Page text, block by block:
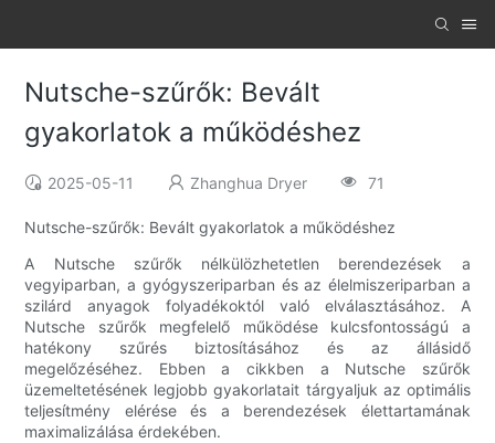
Nutsche-szűrők: Bevált
gyakorlatok a működéshez
2025-05-11 Zhanghua Dryer 71
Nutsche-szűrők: Bevált gyakorlatok a működéshez
A Nutsche szűrők nélkülözhetetlen berendezések a
vegyiparban, a gyógyszeriparban és az élelmiszeriparban a
szilárd anyagok folyadékoktól való elválasztásához. A
Nutsche szűrők megfelelő működése kulcsfontosságú a
hatékony szűrés biztosításához és az állásidő
megelőzéséhez. Ebben a cikkben a Nutsche szűrők
üzemeltetésének legjobb gyakorlatait tárgyaljuk az optimális
teljesítmény elérése és a berendezések élettartamának
maximalizálása érdekében.